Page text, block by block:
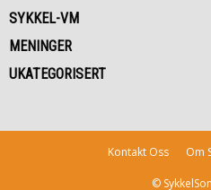
SYKKEL-VM
MENINGER
UKATEGORISERT
Kontakt Oss Om
©